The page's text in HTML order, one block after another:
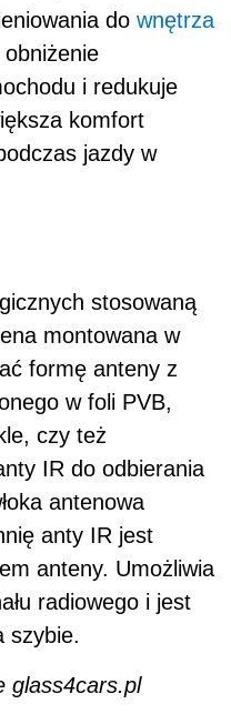
do wnętrza
i redukuje
komfort
jazdy w
stosowaną
montowana w
formę anteny z
w foli PVB,
czy też
IR do odbierania
antenowa
anty IR jest
anteny. Umożliwia
radiowego i jest
szybie.
glass4cars.pl